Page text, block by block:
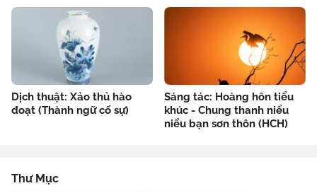
Dịch thuật: Xảo thủ hào
đoạt (Thành ngữ cố sự)
Sáng tác: Hoàng hôn tiểu
khúc - Chung thanh niểu
niểu bạn sơn thôn (HCH)
Thư Mục